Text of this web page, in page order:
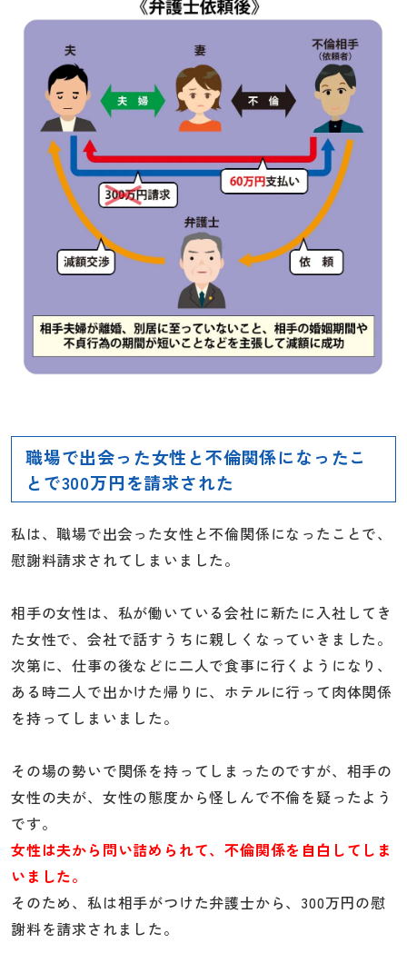
職場で出会った女性と不倫関係になったこ
とで300万円を請求された
私は、職場で出会った女性と不倫関係になったことで、
慰謝料請求されてしまいました。
相手の女性は、私が働いている会社に新たに入社してき
た女性で、会社で話すうちに親しくなっていきました。
次第に、仕事の後などに二人で食事に行くようになり、
ある時二人で出かけた帰りに、ホテルに行って肉体関係
を持ってしまいました。
その場の勢いで関係を持ってしまったのですが、相手の
女性の夫が、女性の態度から怪しんで不倫を疑ったよう
です。
女性は夫から問い詰められて、不倫関係を自白してしま
いました。
そのため、私は相手がつけた弁護士から、300万円の慰
謝料を請求されました。